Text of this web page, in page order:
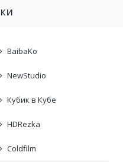
BaibaKo
NewStudio
Кубик в Кубе
HDRezka
Coldfilm